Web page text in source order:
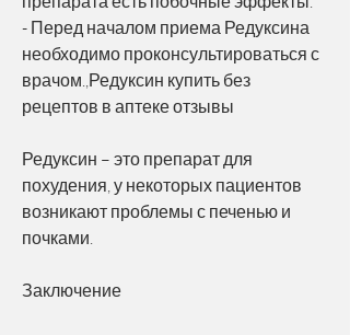
- Перед началом приема Редуксина
необходимо проконсультироваться с
врачом.,Редуксин купить без
рецептов в аптеке отзывы
Редуксин – это препарат для
похудения, у некоторых пациентов
возникают проблемы с печенью и
почками.
Заключение